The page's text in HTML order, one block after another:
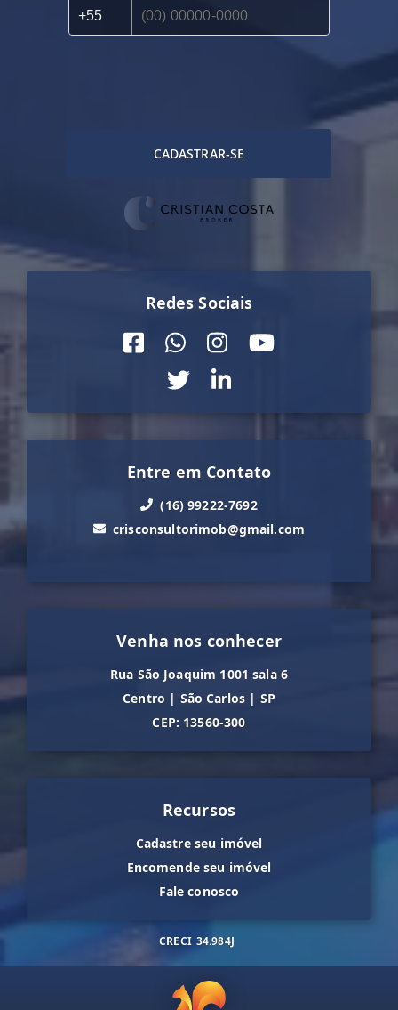
CADASTRAR-SE
Redes Sociais
Entre em Contato
(16) 99222-7692
crisconsultorimob@gmail.com
Venha nos conhecer
Rua São Joaquim 1001 sala 6
Centro | São Carlos | SP
CEP: 13560-300
Recursos
Cadastre seu imóvel
Encomende seu imóvel
Fale conosco
CRECI 34.984J